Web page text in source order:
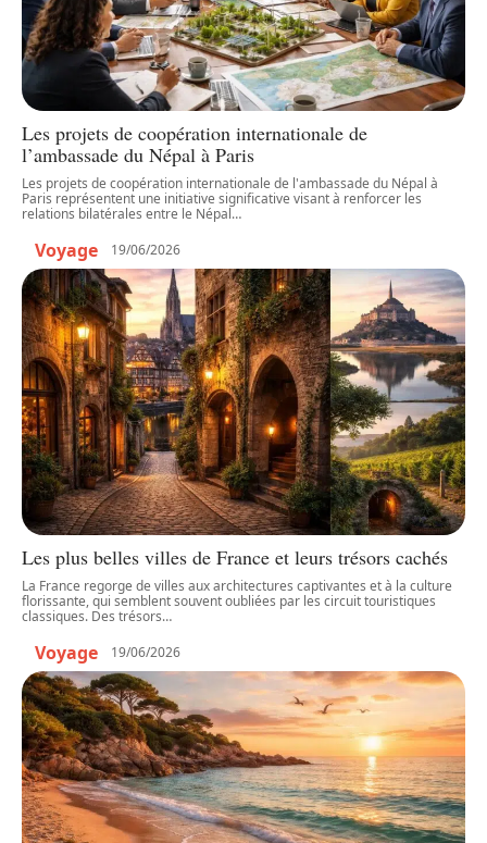
Les projets de coopération internationale de
l’ambassade du Népal à Paris
Les projets de coopération internationale de l'ambassade du Népal à
Paris représentent une initiative significative visant à renforcer les
relations bilatérales entre le Népal…
Voyage 19/06/2026
Les plus belles villes de France et leurs trésors cachés
La France regorge de villes aux architectures captivantes et à la culture
florissante, qui semblent souvent oubliées par les circuit touristiques
classiques. Des trésors…
Voyage 19/06/2026